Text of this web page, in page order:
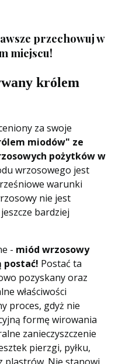
przechowuj w
miejscu!
królem
za swoje
miodów" ze
pożytków w
wrzosowego jest
warunki
nie jest
bardziej
- miód wrzosowy
Postać ta
pozyskany oraz
właściwości
proces, gdyż nie
formę wirowania
zanieczyszczenie
pierzgi, pyłku,